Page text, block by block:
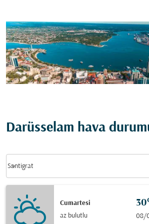
Darüsselam hava
Santigrat
keyboard_arrow_down
Cumartesi
az bulutlu
08/